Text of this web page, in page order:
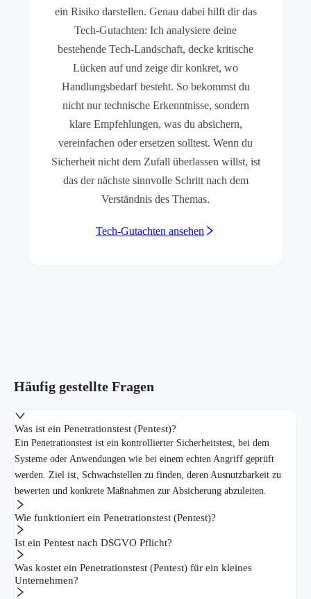
ein Risiko darstellen. Genau dabei hilft dir das
Tech-Gutachten: Ich analysiere deine
bestehende Tech-Landschaft, decke kritische
Lücken auf und zeige dir konkret, wo
Handlungsbedarf besteht. So bekommst du
nicht nur technische Erkenntnisse, sondern
klare Empfehlungen, was du absichern,
vereinfachen oder ersetzen solltest. Wenn du
Sicherheit nicht dem Zufall überlassen willst, ist
das der nächste sinnvolle Schritt nach dem
Verständnis des Themas.
Tech-Gutachten ansehen
Häufig gestellte Fragen
Was ist ein Penetrationstest (Pentest)?
Ein Penetrationstest ist ein kontrollierter Sicherheitstest, bei dem
Systeme oder Anwendungen wie bei einem echten Angriff geprüft
werden. Ziel ist, Schwachstellen zu finden, deren Ausnutzbarkeit zu
bewerten und konkrete Maßnahmen zur Absicherung abzuleiten.
Wie funktioniert ein Penetrationstest (Pentest)?
Ist ein Pentest nach DSGVO Pflicht?
Was kostet ein Penetrationstest (Pentest) für ein kleines
Unternehmen?